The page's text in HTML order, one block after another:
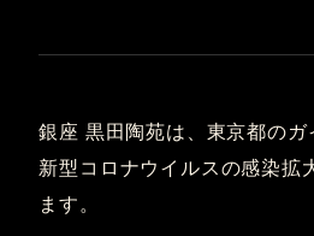
銀座 黒田陶苑は、東京都のガ
新型コロナウイルスの感染拡
ます。